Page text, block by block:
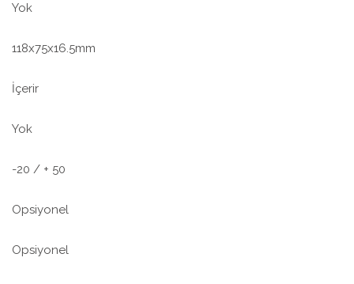
Yok
118x75x16.5mm
İçerir
Yok
-20 / + 50
Opsiyonel
Opsiyonel